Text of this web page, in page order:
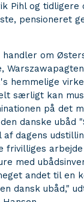
Pihl og tidligere
pensioneret
om
hemmelige
særligt kan
på det
danske ubåd
af dagens
frivilliges
med
andet til en
dansk ubåd,"